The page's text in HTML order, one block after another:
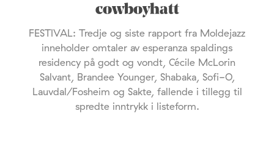
cowboyhatt
FESTIVAL: Tredje og siste rapport fra Moldejazz
inneholder omtaler av esperanza spaldings
residency på godt og vondt, Cécile McLorin
Salvant, Brandee Younger, Shabaka, Sofi-O,
Lauvdal/Fosheim og Sakte, fallende i tillegg til
spredte inntrykk i listeform.